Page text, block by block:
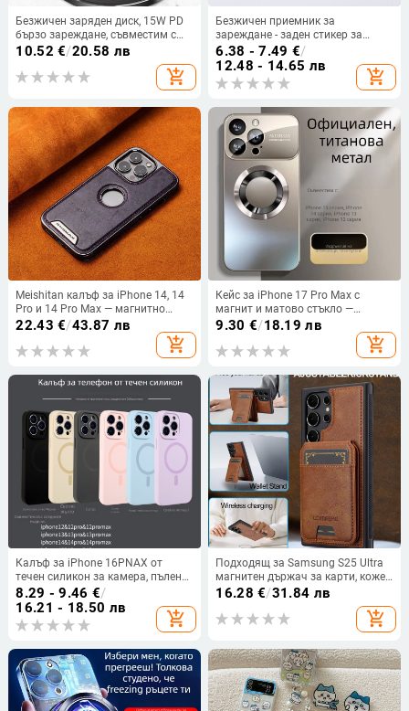
Безжичен заряден диск, 15W PD
бързо зареждане, съвместим с
Apple, ултра тънък настолен
10.52 €/20.58 лв
add_shopping_cart
Безжичен приемник за
зареждане - заден стикер за
мобилни телефони, 10W макс,
QC3.0, Type-C/Android/iPhone
съвместимост, магнитно
зареждане, цифров дисплей, FCC
6.38 - 7.49 €/
12.48 - 14.65 лв
add_shopping_cart
Meishitan калъф за iPhone 14, 14
Pro и 14 Pro Max — магнитно
прикрепване, пълен обхват,
щампована повърхност, черен
22.43 €/43.87 лв
add_shopping_cart
Кейс за iPhone 17 Pro Max с
магнит и матово стъкло —
удароустойчив, антинадраскващ,
анти отпечатъци, PC корпус
9.30 €/18.19 лв
add_shopping_cart
Калъф за iPhone 16PNAX от
течен силикон за камера, пълен
обхват и магнитно закрепване
8.29 - 9.46 €/
16.21 - 18.50 лв
add_shopping_cart
Подходящ за Samsung S25 Ultra
магнитен държач за карти, кожен
калъф S24Plus, защитен калъф,
разделен на части, калъф за
мобилен телефон Samsung
16.28 €/31.84 лв
add_shopping_cart